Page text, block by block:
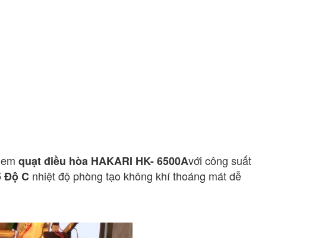
quạt điều hòa HAKARI HK- 6500Avới công suất
Độ C nhiệt độ phòng tạo không khí thoáng mát dễ